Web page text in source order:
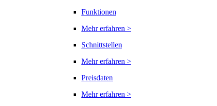
Funktionen
Mehr erfahren >
Schnittstellen
Mehr erfahren >
Preisdaten
Mehr erfahren >